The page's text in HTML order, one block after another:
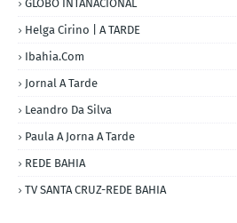
GLOBO INTANACIONAL
Helga Cirino | A TARDE
Ibahia.com
Jornal A Tarde
Leandro Da Silva
Paula A Jorna A Tarde
REDE BAHIA
TV SANTA CRUZ-REDE BAHIA